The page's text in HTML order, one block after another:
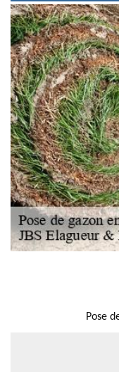
Pose